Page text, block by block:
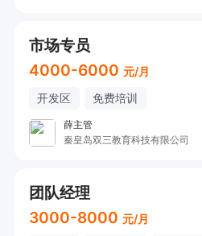
市场专员
4000-6000 元/月
开发区 免费培训
薛主管
秦皇岛双三教育科技有限公司
团队经理
3000-8000 元/月